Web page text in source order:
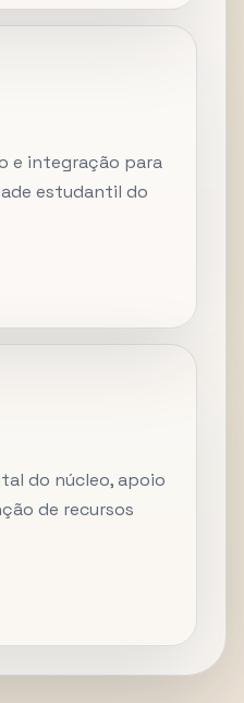
e integração para
estudantil do
do núcleo, apoio
de recursos